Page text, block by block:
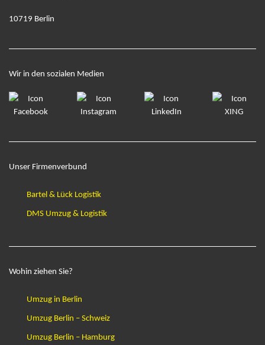
10719 Berlin
Wir in den sozialen Medien
Unser Firmenverbund
Bartel & Lück Logistik
DMS Umzug & Logistik
Wohin ziehen Sie?
Umzug in Berlin
Umzug Berlin – Schweiz
Umzug Berlin – Hamburg